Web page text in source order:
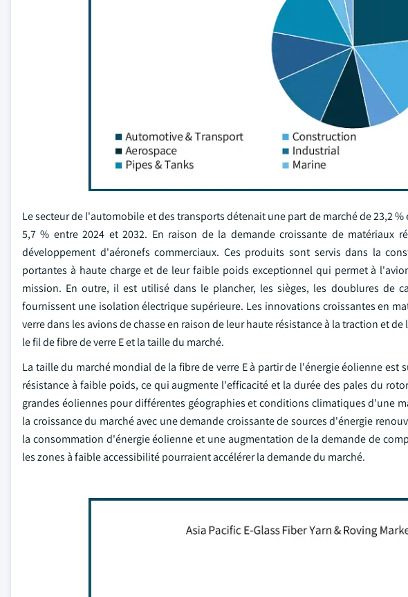
Le secteur de l'automobile et des transports détenait une part de marché de 23,2
5,7 % entre 2024 et 2032. En raison de la demande croissante de matériaux
développement d'aéronefs commerciaux. Ces produits sont servis dans la
portantes à haute charge et de leur faible poids exceptionnel qui permet à
mission. En outre, il est utilisé dans le plancher, les sièges, les doublures de
fournissent une isolation électrique supérieure. Les innovations croissantes en
verre dans les avions de chasse en raison de leur haute résistance à la traction et
le fil de fibre de verre E et la taille du marché.
La taille du marché mondial de la fibre de verre E à partir de l'énergie éolienne
résistance à faible poids, ce qui augmente l'efficacité et la durée des pales du
grandes éoliennes pour différentes géographies et conditions climatiques d'une
la croissance du marché avec une demande croissante de sources d'énergie
la consommation d'énergie éolienne et une augmentation de la demande de
les zones à faible accessibilité pourraient accélérer la demande du marché.